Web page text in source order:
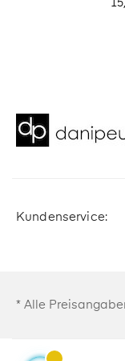
Kundenservice:
* Alle